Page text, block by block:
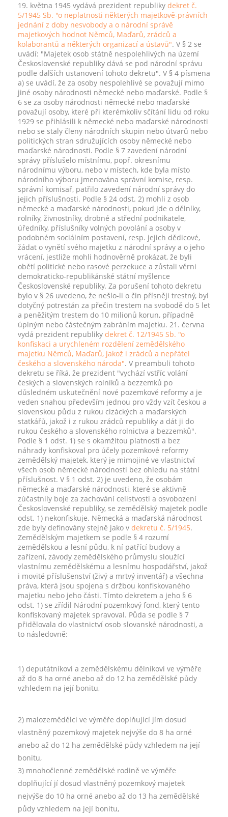
19. května 1945 vydává prezident republiky dekret č.
5/1945 Sb. "o neplatnosti některých majetkově-právních
jednání z doby nesvobody a o národní správě
majetkových hodnot Němců, Maďarů, zrádců a
kolaborantů a některých organizací a ústavů". V § 2 se
uvádí: "Majetek osob státně nespolehlivých na území
Československé republiky dává se pod národní správu
podle dalších ustanovení tohoto dekretu". V § 4 písmena
a) se uvádí, že za osoby nespolehlivé se považují mimo
jiné osoby národnosti německé nebo maďarské. Podle §
6 se za osoby národnosti německé nebo maďarské
považují osoby, které při kterémkoliv sčítání lidu od roku
1929 se přihlásili k německé nebo maďarské národnosti
nebo se staly členy národních skupin nebo útvarů nebo
politických stran sdružujících osoby německé nebo
maďarské národnosti. Podle § 7 zavedení národní
správy příslušelo místnímu, popř. okresnímu
národnímu výboru, nebo v místech, kde byla místo
národního výboru jmenována správní komise, resp.
správní komisař, patřilo zavedení národní správy do
jejich příslušnosti. Podle § 24 odst. 2) mohli z osob
německé a maďarské národnosti, pokud jde o dělníky,
rolníky, živnostníky, drobné a střední podnikatele,
úředníky, příslušníky volných povolání a osoby v
podobném sociálním postavení, resp. jejich dědicové,
žádat o vynětí svého majetku z národní správy a o jeho
vrácení, jestliže mohli hodnověrně prokázat, že byli
obětí politické nebo rasové perzekuce a zůstali věrni
demokraticko-republikánské státní myšlence
Československé republiky. Za porušení tohoto dekretu
bylo v § 26 uvedeno, že nešlo-li o čin přísněji trestný, byl
dotyčný potrestán za přečin trestem na svobodě do 5 let
a peněžitým trestem do 10 milionů korun, případně
úplným nebo částečným zabráním majetku. 21. června
vydá prezident republiky dekret č. 12/1945 Sb. "o
konfiskaci a urychleném rozdělení zemědělského
majetku Němců, Maďarů, jakož i zrádců a nepřátel
českého a slovenského národa". V preambuli tohoto
dekretu se říká, že prezident "vychází vstříc volání
českých a slovenských rolníků a bezzemků po
důsledném uskutečnění nové pozemkové reformy a je
veden snahou především jednou pro vždy vzít českou a
slovenskou půdu z rukou cizáckých a maďarských
statkářů, jakož i z rukou zrádců republiky a dát ji do
rukou českého a slovenského rolnictva a bezzemků".
Podle § 1 odst. 1) se s okamžitou platností a bez
náhrady konfiskoval pro účely pozemkové reformy
zemědělský majetek, který je mimojiné ve vlastnictví
všech osob německé národnosti bez ohledu na státní
příslušnost. V § 1 odst. 2) je uvedeno, že osobám
německé a maďarské národnosti, které se aktivně
zúčastnily boje za zachování celistvosti a osvobození
Československé republiky, se zemědělský majetek podle
odst. 1) nekonfiskuje. Německá a maďarská národnost
zde byly definovány stejně jako v dekretu č. 5/1945.
Zemědělským majetkem se podle § 4 rozumí
zemědělskou a lesní půdu, k ní patřící budovy a
zařízení, závody zemědělského průmyslu sloužící
vlastnímu zemědělskému a lesnímu hospodářství, jakož
i movité příslušenství (živý a mrtvý inventář) a všechna
práva, která jsou spojena s držbou konfiskovaného
majetku nebo jeho části. Tímto dekretem a jeho § 6
odst. 1) se zřídil Národní pozemkový fond, který tento
konfiskovaný majetek spravoval. Půda se podle § 7
přidělovala do vlastnictví osob slovanské národnosti, a
to následovně:
1) deputátníkovi a zemědělskému dělníkovi ve výměře
až do 8 ha orné anebo až do 12 ha zemědělské půdy
vzhledem na její bonitu,
2) malozemědělci ve výměře doplňující jím dosud
vlastněný pozemkový majetek nejvýše do 8 ha orné
anebo až do 12 ha zemědělské půdy vzhledem na její
bonitu,
3) mnohočlenné zemědělské rodině ve výměře
doplňující jí dosud vlastněný pozemkový majetek
nejvýše do 10 ha orné anebo až do 13 ha zemědělské
půdy vzhledem na její bonitu,